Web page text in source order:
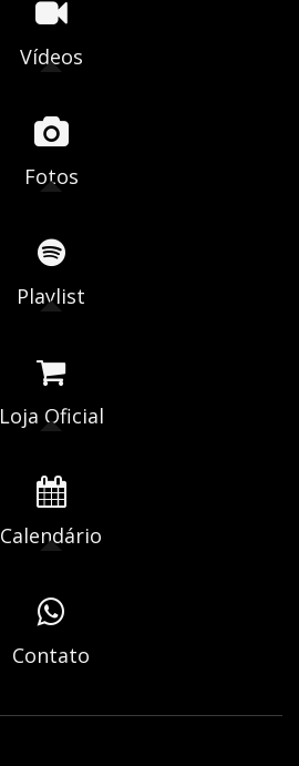
Vídeos
Fotos
Playlist
Loja Oficial
Calendário
Contato